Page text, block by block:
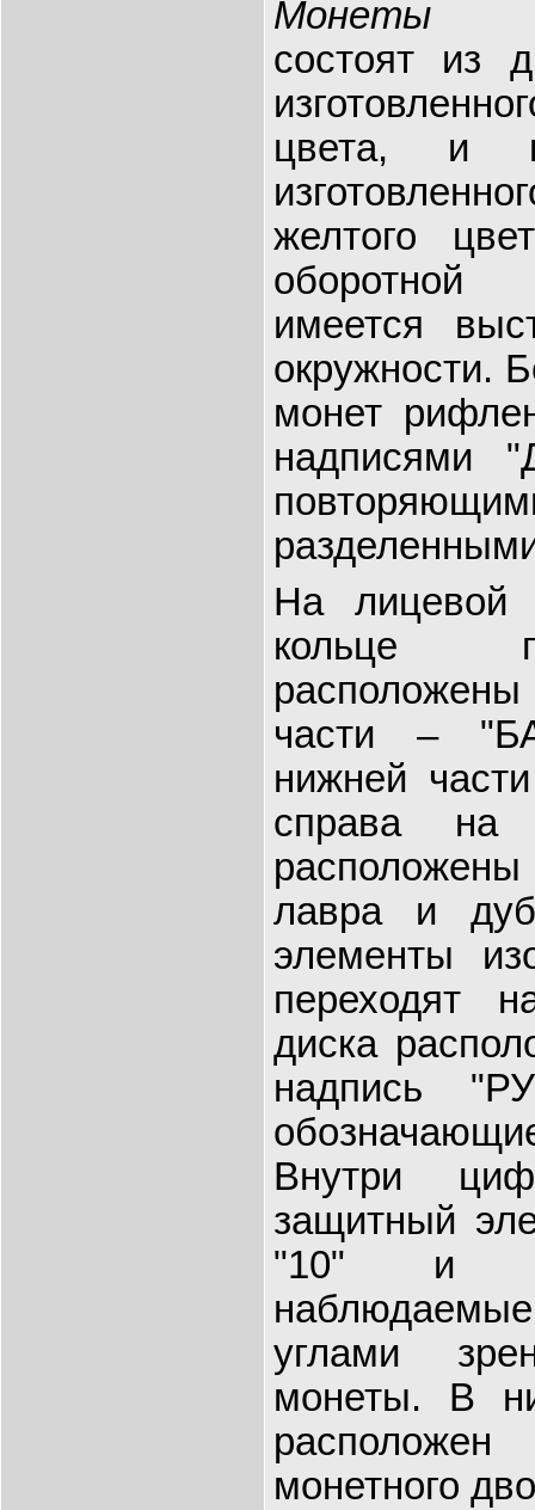
Монеты
состоят из
цвета, и
желтого
оборотной
имеется
окружности.
монет
надписями
На лицевой
кольце
расположены
части –
нижней
справа на
расположены
лавра и
элементы
переходят
диска
надпись
Внутри
защитный
"10" и
углами
монеты. В
монетного